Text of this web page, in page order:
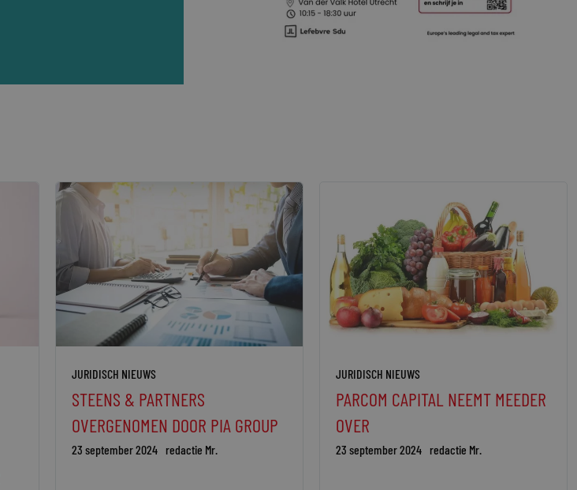
JURIDISCH NIEUWS
STEENS & PARTNERS
OVERGENOMEN DOOR PIA GROUP
23 september 2024 redactie Mr.
JURIDISCH NIEUWS
PARCOM CAPITAL NEEMT MEEDER
OVER
23 september 2024 redactie Mr.